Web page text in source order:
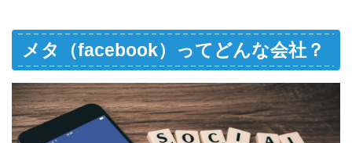
メタ（facebook）ってどんな会社？